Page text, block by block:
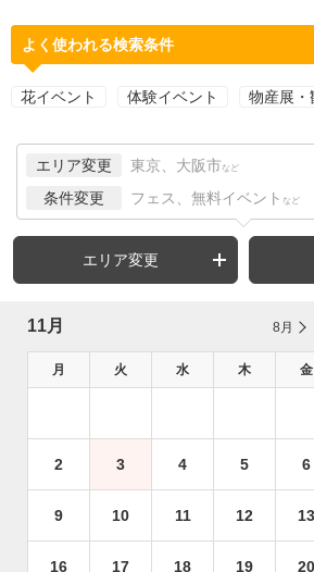
よく使われる検索条件
花イベント 体験イベント 物産展・
エリア変更 東京、大阪市 など
条件変更 フェス、無料イベント など
エリア変更
11月 8月
月 火 水 木 金
2 3 4 5 6
9 10 11 12 13
16 17 18 19 20